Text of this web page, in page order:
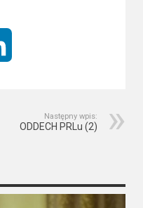
Następny wpis:
ODDECH PRLu (2)